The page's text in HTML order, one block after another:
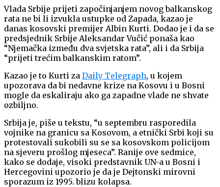
Vlada Srbije prijeti započinjanjem novog balkanskog
rata ne bi li izvukla ustupke od Zapada, kazao je
danas kosovski premijer Albin Kurti. Dodao je i da se
predsjednik Srbije Aleksandar Vučić ponaša kao
“Njemačka između dva svjetska rata”, ali i da Srbija
“prijeti trećim balkanskim ratom”.
Kazao je to Kurti za Daily Telegraph, u kojem
upozorava da bi nedavne krize na Kosovu i u Bosni
mogle da eskaliraju ako ga zapadne vlade ne shvate
ozbiljno.
Srbija je, piše u tekstu, “u septembru rasporedila
vojnike na granicu sa Kosovom, a etnički Srbi koji su
protestovali sukobili su se sa kosovskom policijom
na sjeveru prošlog mjeseca”. Ranije ove sedmice,
kako se dodaje, visoki predstavnik UN-a u Bosni i
Hercegovini upozorio je da je Dejtonski mirovni
sporazum iz 1995. blizu kolapsa.